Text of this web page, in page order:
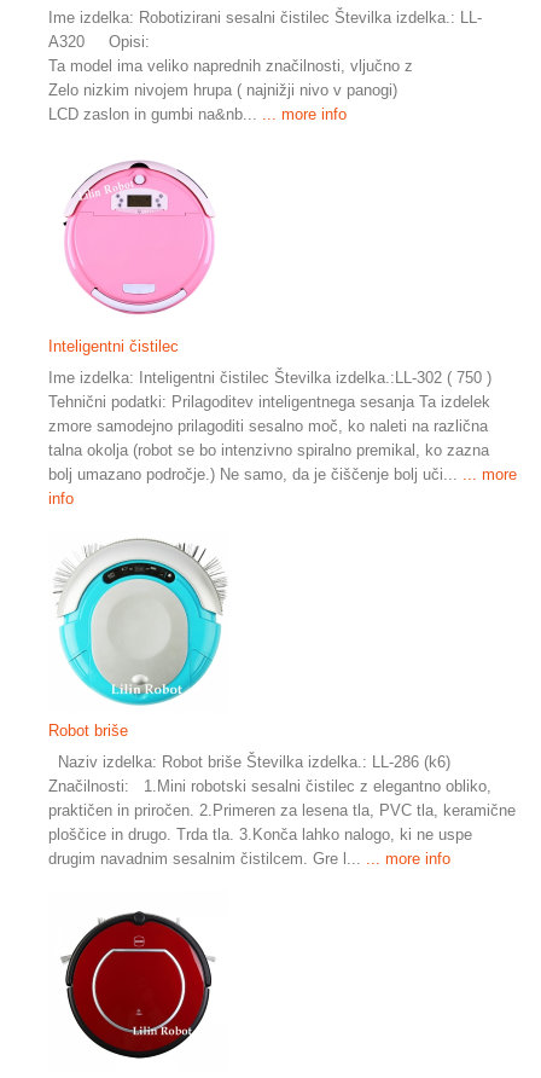
Ime izdelka: Robotizirani sesalni čistilec Številka izdelka.: LL-
A320 Opisi:
Ta model ima veliko naprednih značilnosti, vljučno z
Zelo nizkim nivojem hrupa ( najnižji nivo v panogi)
LCD zaslon in gumbi na&nb...
... more info
Inteligentni čistilec
Ime izdelka: Inteligentni čistilec Številka izdelka.:LL-302 ( 750 )
Tehnični podatki: Prilagoditev inteligentnega sesanja Ta izdelek
zmore samodejno prilagoditi sesalno moč, ko naleti na različna
talna okolja (robot se bo intenzivno spiralno premikal, ko zazna
bolj umazano področje.) Ne samo, da je čiščenje bolj uči...
... more
info
Robot briše
Naziv izdelka: Robot briše Številka izdelka.: LL-286 (k6)
Značilnosti: 1.Mini robotski sesalni čistilec z elegantno obliko,
praktičen in priročen. 2.Primeren za lesena tla, PVC tla, keramične
ploščice in drugo. Trda tla. 3.Konča lahko nalogo, ki ne uspe
drugim navadnim sesalnim čistilcem. Gre l...
... more info